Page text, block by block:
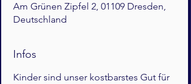
Am Grünen Zipfel 2, 01109 Dresden,
Deutschland
Infos
Kinder sind unser kostbarstes Gut für